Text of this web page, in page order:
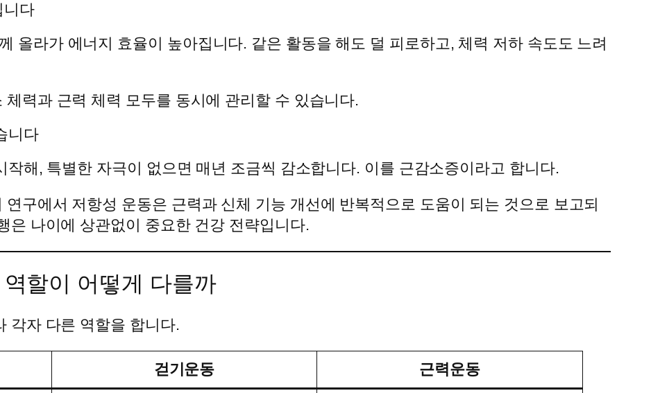
니다
올라가 에너지 효율이 높아집니다. 같은 활동을 해도 덜 피로하고, 체력 저하 속도도 느려
력과 근력 체력 모두를 동시에 관리할 수 있습니다.
니다
해, 특별한 자극이 없으면 매년 조금씩 감소합니다. 이를 근감소증이라고 합니다.
구에서 저항성 운동은 근력과 신체 기능 개선에 반복적으로 도움이 되는 것으로 보고되
은 나이에 상관없이 중요한 건강 전략입니다.
할이 어떻게 다를까
각자 다른 역할을 합니다.
걷기운동 근력운동